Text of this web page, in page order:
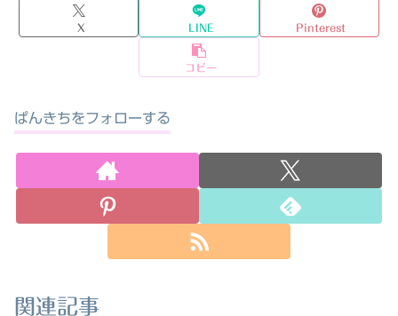
X LINE Pinterest
コピー
ぱんきちをフォローする
関連記事